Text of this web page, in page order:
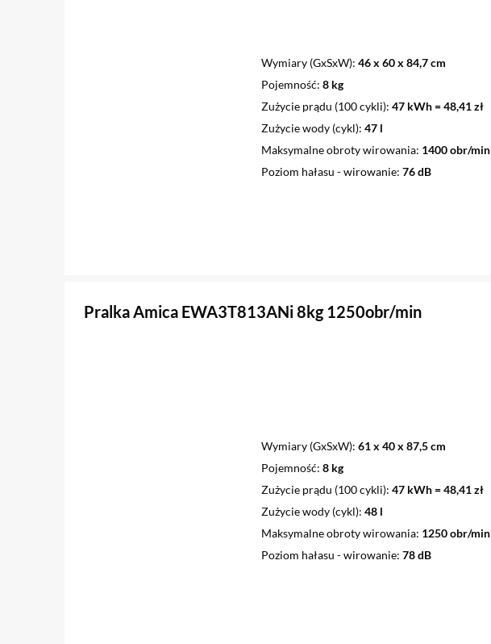
Wymiary (GxSxW) 46 x 60 x 84,7 cm
Pojemność 8 kg
Zużycie prądu (100 cykli) 47 kWh = 48,41 zł
Zużycie wody (cykl) 47 l
Maksymalne obroty wirowania 1400 obr/min
Poziom hałasu - wirowanie 76 dB
Pralka Amica EWA3T813ANi 8kg 1250obr/min
Wymiary (GxSxW) 61 x 40 x 87,5 cm
Pojemność 8 kg
Zużycie prądu (100 cykli) 47 kWh = 48,41 zł
Zużycie wody (cykl) 48 l
Maksymalne obroty wirowania 1250 obr/min
Poziom hałasu - wirowanie 78 dB